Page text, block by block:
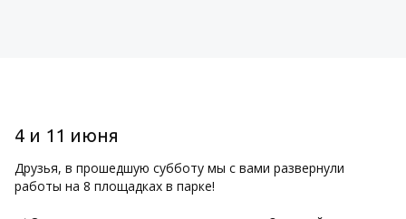
4 и 11 июня
Друзья, в прошедшую субботу мы с вами развернули
работы на 8 площадках в парке!